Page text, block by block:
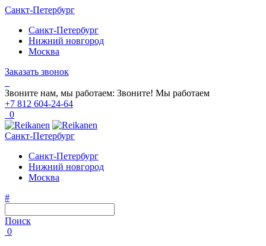
Санкт-Петербург
Санкт-Петербург
Нижний новгород
Москва
Заказать звонок
Звоните нам, мы работаем: Звоните! Мы работаем
+7 812 604-24-64
0
Санкт-Петербург
Санкт-Петербург
Нижний новгород
Москва
#
Поиск
0